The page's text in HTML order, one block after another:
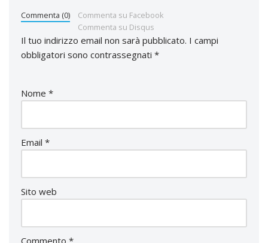
Commenta (0)
Commenta su Facebook
Commenta su Disqus
Il tuo indirizzo email non sarà pubblicato. I campi
obbligatori sono contrassegnati *
Nome *
Email *
Sito web